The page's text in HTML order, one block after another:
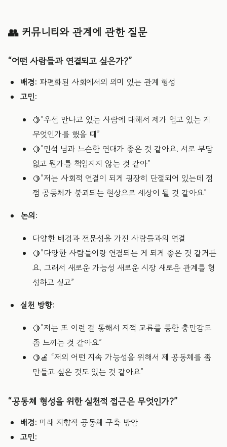
👥 커뮤니티와 관계에 관한 질문
“어떤 사람들과 연결되고 싶은가?”
배경: 파편화된 사회에서의 의미 있는 관계 형성
고민:
🍋”우선 만나고 있는 사람에 대해서 제가 얻고 있는 게
무엇인가를 했을 때”
🍋”민석 님과 느슨한 연대가 좋은 것 같아요. 서로 부담
없고 뭔가를 책임지지 않는 것 같아”
🍋”저는 사회적 연결이 되게 굉장히 단절되어 있는데 점
점 공동체가 붕괴되는 현상으로 세상이 될 것 같아요”
논의:
다양한 배경과 전문성을 가진 사람들과의 연결
🍋”다양한 사람들이랑 연결되는 게 되게 좋은 것 같거든
요. 그래서 새로운 가능성 새로운 시장 새로운 관계를 형
성하고 싶고”
실천 방향:
🍋”저는 또 이런 걸 통해서 지적 교류를 통한 충만감도
좀 느끼는 것 같아요”
🍋🍎 “저의 어떤 지속 가능성을 위해서 제 공동체를 좀
만들고 싶은 것도 있는 것 같아요”
“공동체 형성을 위한 실천적 접근은 무엇인가?”
배경: 미래 지향적 공동체 구축 방안
고민: